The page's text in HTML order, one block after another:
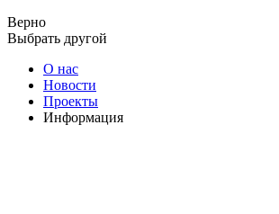
Верно
Выбрать другой
О нас
Новости
Проекты
Информация